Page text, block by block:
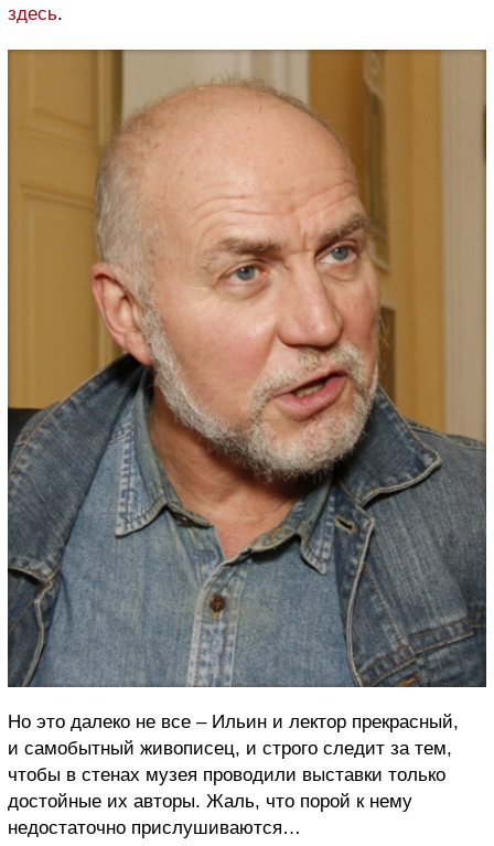
здесь.
Но это далеко не все – Ильин и лектор прекрасный,
и самобытный живописец, и строго следит за тем,
чтобы в стенах музея проводили выставки только
достойные их авторы. Жаль, что порой к нему
недостаточно прислушиваются…